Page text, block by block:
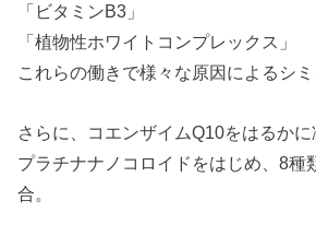
「ビタミンB3」
「植物性ホワイトコンプレックス」
これらの働きで様々な原因によるシミ
さらに、コエンザイムQ10をはるか
プラチナナノコロイドをはじめ、8種
合。